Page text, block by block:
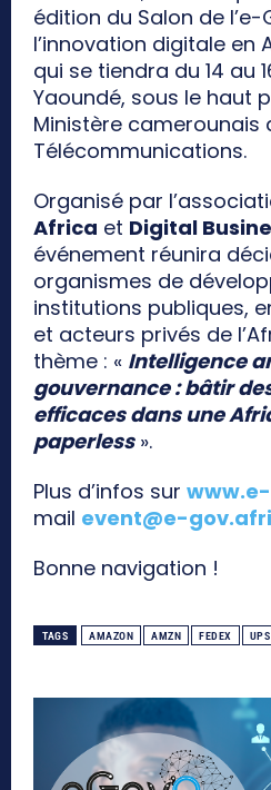
édition du Salon de
l’innovation digitale en
qui se tiendra du 14 au
Yaoundé, sous le haut
Ministère camerounais
Télécommunications.
Organisé par
Africa et Digital
événement réunira
organismes de
institutions publiques,
et acteurs privés de
thème : « Intelligence
gouvernance : bâtir
efficaces dans une
paperless».
Plus d’infos sur
mail event@e-
Bonne navigation !
TAGS AMAZON AMZN FEDEX UPS